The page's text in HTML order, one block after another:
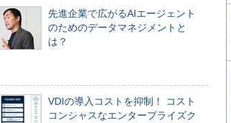
先進企業で広がるAIエージェント
のためのデータマネジメントと
は？
VDIの導入コストを抑制！ コスト
コンシャスなエンタープライズク